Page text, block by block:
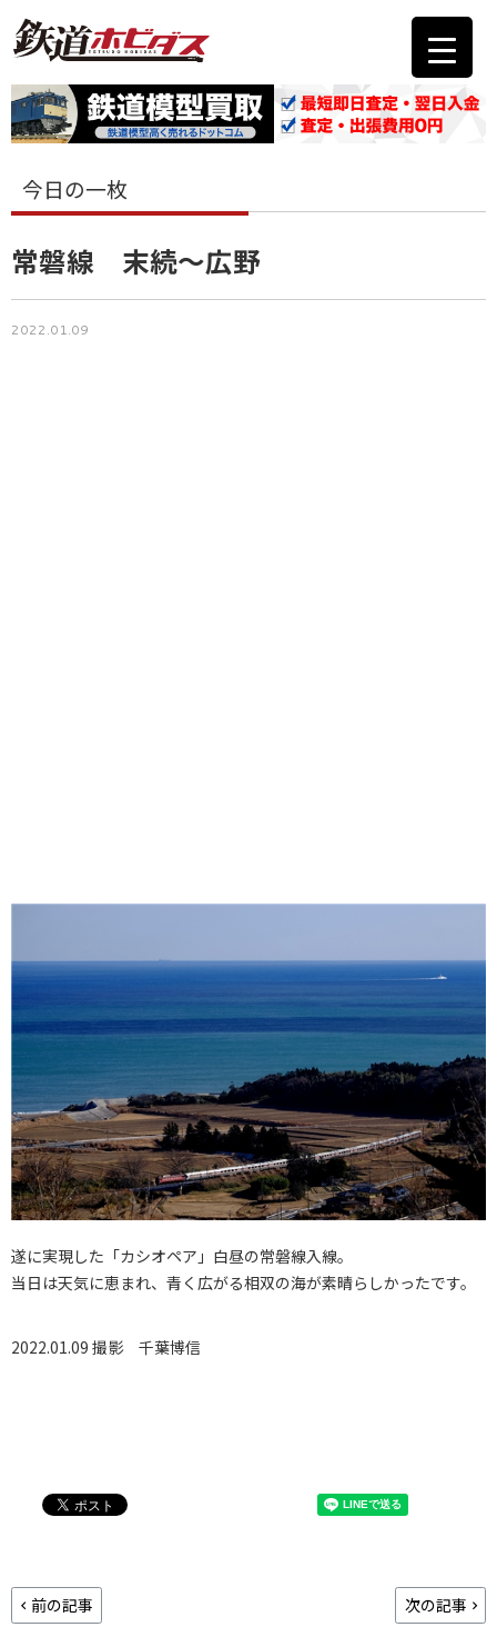
今日の一枚
常磐線 末続～広野
2022.01.09
遂に実現した「カシオペア」白昼の常磐線入線。
当日は天気に恵まれ、青く広がる相双の海が素晴らしかったです。
2022.01.09 撮影 千葉博信
前の記事 次の記事